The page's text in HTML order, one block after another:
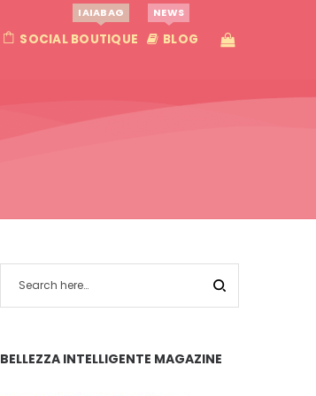
SOCIAL BOUTIQUE
IAIABAG
BLOG
NEWS
BELLEZZA INTELLIGENTE MAGAZINE